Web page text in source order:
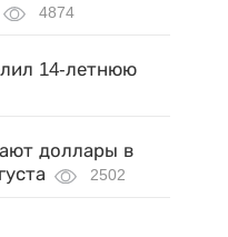
4874
14-летнюю
доллары в
2502